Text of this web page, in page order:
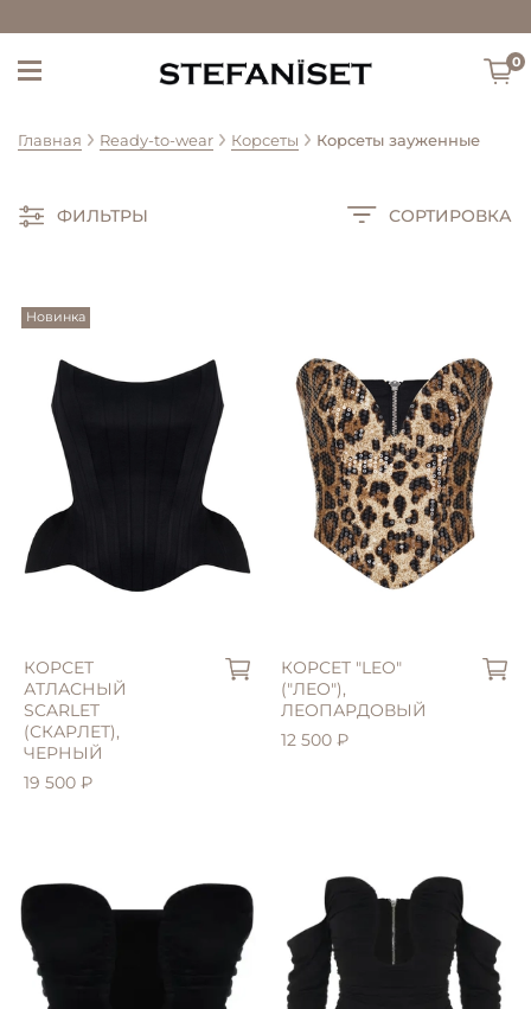
0
Главная Ready-to-wear Корсеты Корсеты зауженные
ФИЛЬТРЫ СОРТИРОВКА
Новинка
КОРСЕТ
АТЛАСНЫЙ
SCARLET
(СКАРЛЕТ),
ЧЕРНЫЙ
19 500 ₽
КОРСЕТ "LEO"
("ЛЕО"),
ЛЕОПАРДОВЫЙ
12 500 ₽